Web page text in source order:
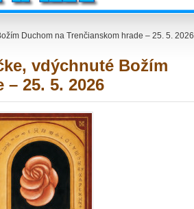
Duchom na Trenčianskom hrade – 25. 5. 2026
vdýchnuté Božím
25. 5. 2026